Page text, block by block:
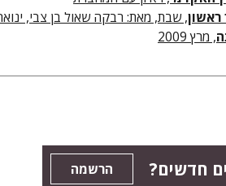
ראשון, שבת, מאת: רבקה שאול בן צבי, ינואר
, מרץ 2009
חדשים? הרשמה